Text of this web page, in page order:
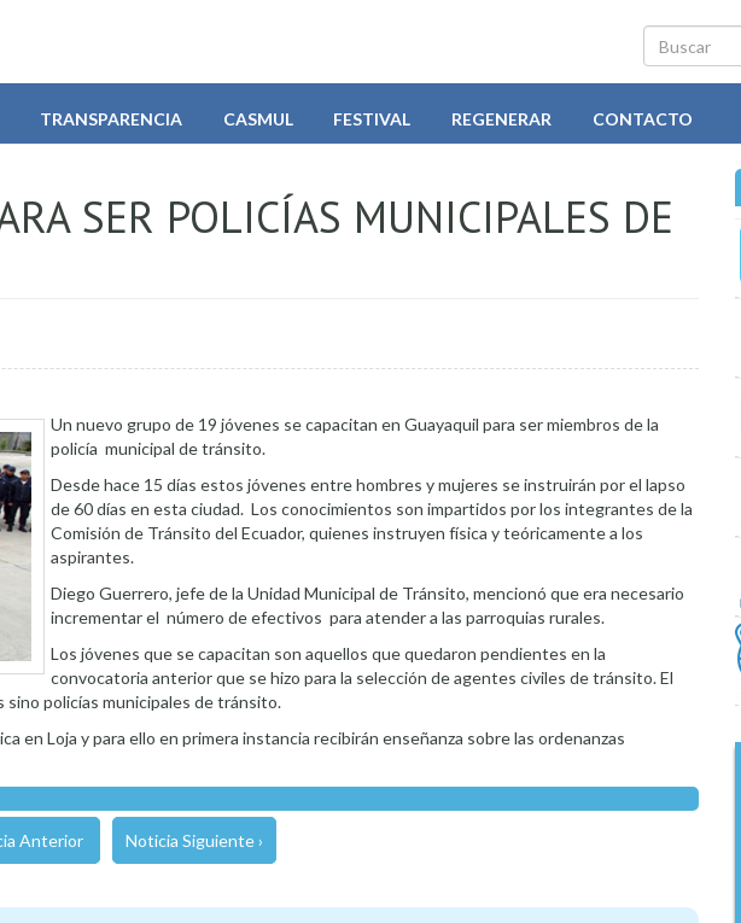
Buscar
TRANSPARENCIA CASMUL FESTIVAL REGENERAR CONTACTO
SER POLICÍAS MUNICIPALES DE
Un nuevo grupo de 19 jóvenes se capacitan en Guayaquil para ser miembros de la
policía municipal de tránsito.
Desde hace 15 días estos jóvenes entre hombres y mujeres se instruirán por el lapso
de 60 días en esta ciudad. Los conocimientos son impartidos por los integrantes de la
Comisión de Tránsito del Ecuador, quienes instruyen física y teóricamente a los
aspirantes.
Diego Guerrero, jefe de la Unidad Municipal de Tránsito, mencionó que era necesario
incrementar el número de efectivos para atender a las parroquias rurales.
Los jóvenes que se capacitan son aquellos que quedaron pendientes en la
convocatoria anterior que se hizo para la selección de agentes civiles de tránsito. El
sino policías municipales de tránsito.
en Loja y para ello en primera instancia recibirán enseñanza sobre las ordenanzas
Anterior Noticia Siguiente ›